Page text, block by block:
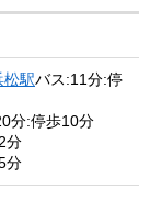
松駅バス:11分:停
分:停歩10分
分
分